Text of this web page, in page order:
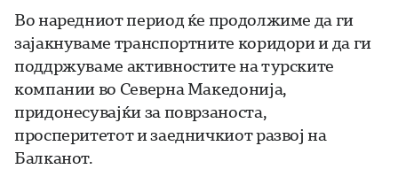
Во наредниот период ќе продолжиме да ги
зајакнуваме транспортните коридори и да ги
поддржуваме активностите на турските
компании во Северна Македонија,
придонесувајќи за поврзаноста,
просперитетот и заедничкиот развој на
Балканот.